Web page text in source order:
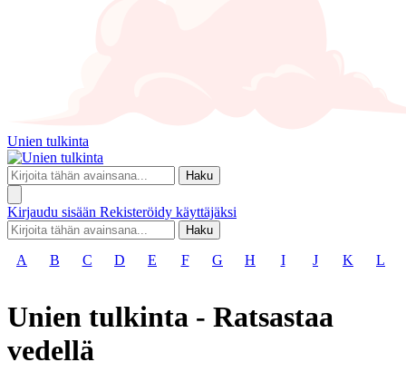
Unien tulkinta
Haku
Kirjaudu sisään Rekisteröidy käyttäjäksi
Haku
A B C D E F G H I J K L
Unien tulkinta - Ratsastaa
vedellä